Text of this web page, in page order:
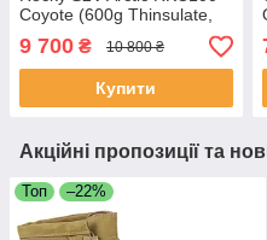
Coyote (600g Thinsulate,
Gore-Tex, Vibram) США
9 700 ₴ 10 800 ₴
Купити
Акційні пропозиції та
Топ –22%